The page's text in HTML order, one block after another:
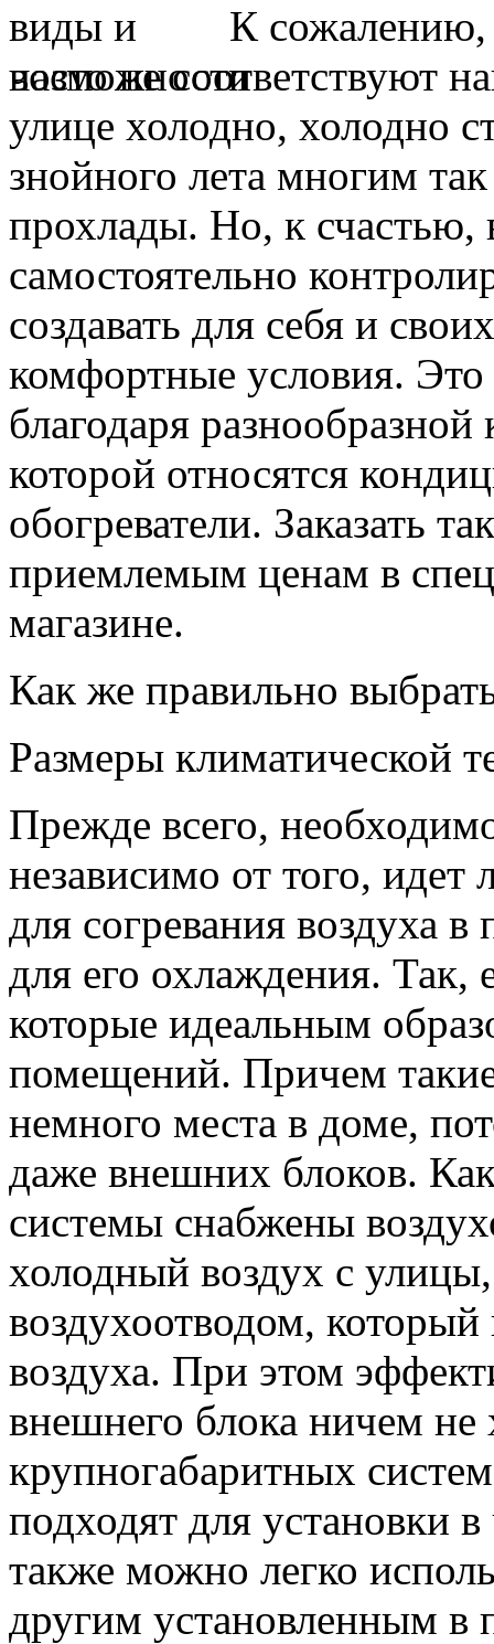
К сожалению,
часто не соответствуют
улице холодно, холодно
знойного лета многим
прохлады. Но, к
самостоятельно
создавать для себя и
комфортные условия.
благодаря
которой относятся
обогреватели. Заказать
приемлемым ценам в
магазине.
Как же правильно
Размеры климатической
Прежде всего,
независимо от того, идет
для согревания воздуха
для его охлаждения.
которые идеальным
помещений. Причем
немного места в доме,
даже внешних блоков.
системы снабжены
холодный воздух с
воздухоотводом, который
воздуха. При этом
внешнего блока ничем
крупногабаритных
подходят для установки
также можно легко
другим установленным